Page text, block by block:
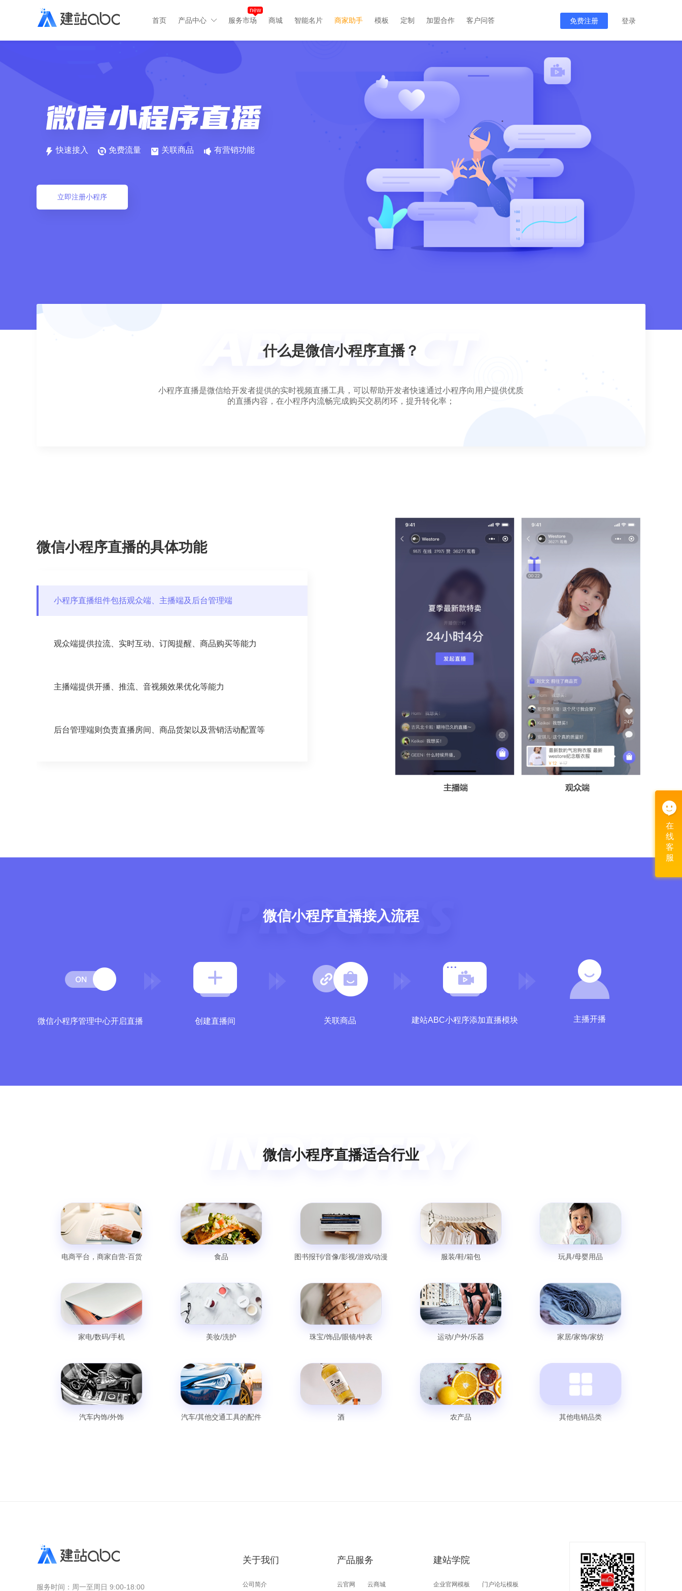
首页 产品中心 服务市场
new
商城 智能名片 商家助手 模板 定制 加盟合作 客户问答 免费注册 登录
快速接入 免费流量 关联商品 有营销功能
立即注册小程序
什么是微信小程序直播？
小程序直播是微信给开发者提供的实时视频直播工具，可以帮助开发者快速通过小程序向用户提供优质
的直播内容，在小程序内流畅完成购买交易闭环，提升转化率；
微信小程序直播的具体功能
小程序直播组件包括观众端、主播端及后台管理端
观众端提供拉流、实时互动、订阅提醒、商品购买等能力
主播端提供开播、推流、音视频效果优化等能力
后台管理端则负责直播房间、商品货架以及营销活动配置等
微信小程序直播接入流程
微信小程序管理中心开启直播 创建直播间 关联商品 建站ABC小程序添加直播模块 主播开播
微信小程序直播适合行业
电商平台，商家自营-百货 食品 图书报刊/音像/影视/游戏/动漫 服装/鞋/箱包 玩具/母婴用品
家电/数码/手机 美妆/洗护 珠宝/饰品/眼镜/钟表 运动/户外/乐器 家居/家饰/家纺
汽车内饰/外饰 汽车/其他交通工具的配件 酒 农产品 其他电销品类
服务时间： 周一至周日 9:00-18:00
关于我们
公司简介
产品服务
云官网 云商城
建站学院
企业官网模板 门户论坛模板
在
线
客
服
在
线
客
服